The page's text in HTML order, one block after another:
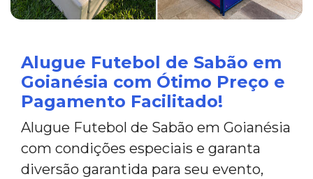
Alugue Futebol de Sabão em
Goianésia com Ótimo Preço e
Pagamento Facilitado!
Alugue Futebol de Sabão em Goianésia
com condições especiais e garanta
diversão garantida para seu evento,